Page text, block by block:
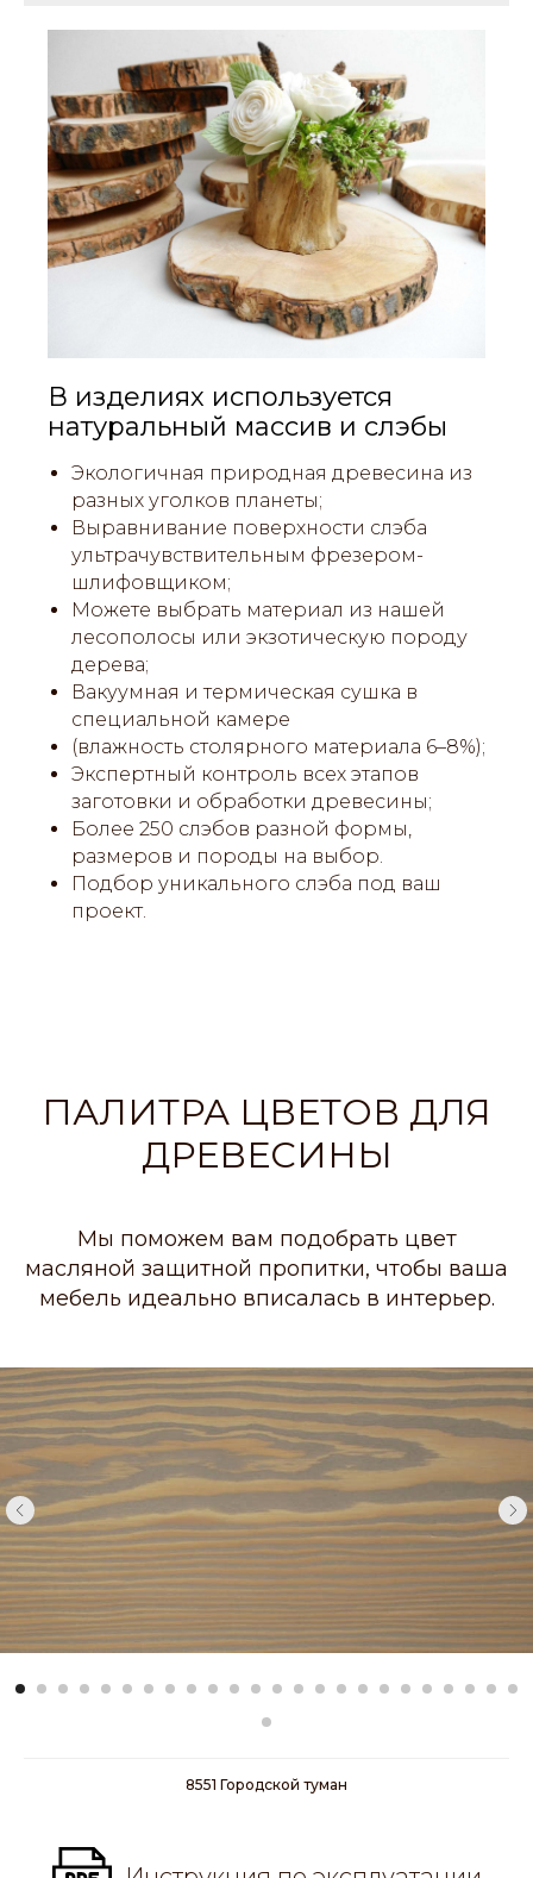
В изделиях используется
натуральный массив и слэбы
Экологичная природная древесина из
разных уголков планеты;
Выравнивание поверхности слэба
ультрачувствительным фрезером-
шлифовщиком;
Можете выбрать материал из нашей
лесополосы или экзотическую породу
дерева;
Вакуумная и термическая сушка в
специальной камере
(влажность столярного материала 6–8%);
Экспертный контроль всех этапов
заготовки и обработки древесины;
Более 250 слэбов разной формы,
размеров и породы на выбор.
Подбор уникального слэба под ваш
проект.
ПАЛИТРА ЦВЕТОВ ДЛЯ
ДРЕВЕСИНЫ
Мы поможем вам подобрать цвет
масляной защитной пропитки, чтобы ваша
мебель идеально вписалась в интерьер.
8551 Городской туман